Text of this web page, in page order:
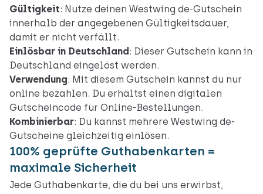
Gültigkeit: Nutze deinen Westwing de-Gutschein
innerhalb der angegebenen Gültigkeitsdauer,
damit er nicht verfällt.
Einlösbar in Deutschland : Dieser Gutschein kann in
Deutschland eingelöst werden.
Verwendung: Mit diesem Gutschein kannst du nur
online bezahlen. Du erhältst einen digitalen
Gutscheincode für Online-Bestellungen.
Kombinierbar: Du kannst mehrere Westwing de-
Gutscheine gleichzeitig einlösen.
100% geprüfte Guthabenkarten =
maximale Sicherheit
Jede Guthabenkarte, die du bei uns erwirbst,